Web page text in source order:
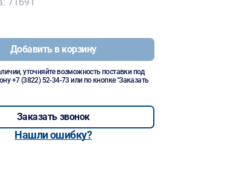
Добавить в корзину
уточняйте возможность поставки под
+7 (3822) 52-34-73 или по кнопке "Заказать
Заказать звонок
Нашли ошибку?